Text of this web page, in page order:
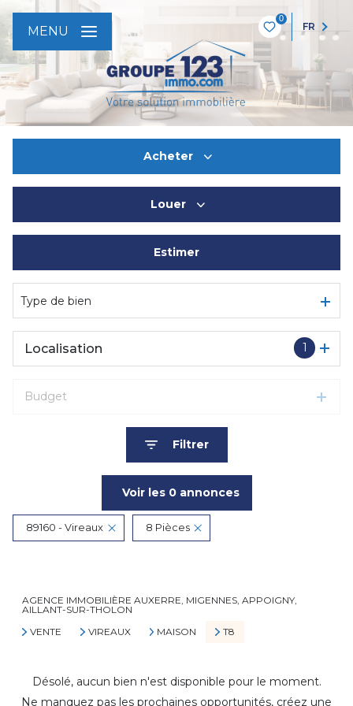
0
FR
MENU
Acheter
Louer
De l'immo pro
Estimer
Type de bien
1
Localisation
Budget
Filtrer
Voir les 0annonces
89160 - Vireaux 8 Pièces
AGENCE IMMOBILIÈRE AUXERRE, MIGENNES, APPOIGNY,
AILLANT-SUR-THOLON
VENTE
VIREAUX MAISON T8
Désolé, aucun bien n'est disponible pour le moment.
Ne manquez pas les prochaines opportunités, créez une